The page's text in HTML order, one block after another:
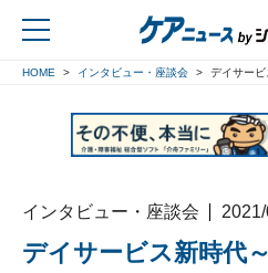
HOME インタビュー・座談会 デイサービス
インタビュー・座談会
デイサービス新時代